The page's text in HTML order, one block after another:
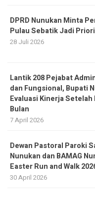
DPRD Nunukan Minta
Pulau Sebatik Jadi
28 Juli 2026
Lantik 208 Pejabat
dan Fungsional, Bupati
Evaluasi Kinerja
Bulan
7 April 2026
Dewan Pastoral Paroki
Nunukan dan BAMAG
Easter Run and Walk
30 April 2026